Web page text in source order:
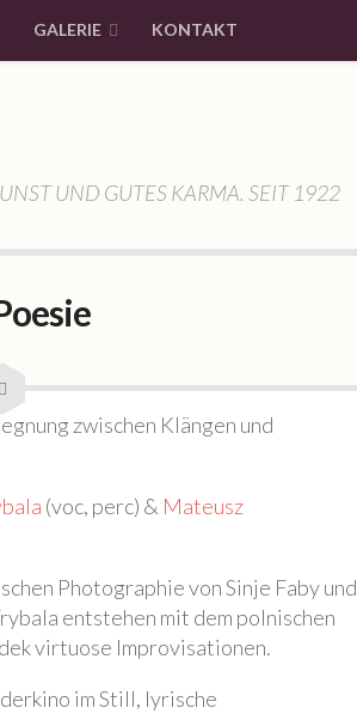
GALERIE KONTAKT
UND GUTES KARMA. SEIT 1922
zwischen Klängen und
(voc, perc) & Mateusz
Photographie von Sinje Faby und
entstehen mit dem polnischen
virtuose Improvisationen.
im Still, lyrische